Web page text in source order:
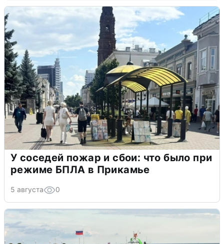
У соседей пожар и сбои: что было при
режиме БПЛА в Прикамье
5 августа 0